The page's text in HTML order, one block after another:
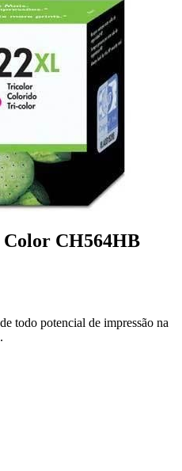
CH564HB
todo potencial de impressão na